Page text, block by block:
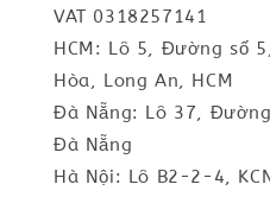
VAT 0318257141
HCM: Lô 5, Đường số
Hòa, Long An, HCM
Đà Nẵng: Lô 37,
Đà Nẵng
Hà Nội: Lô B2-2-4,